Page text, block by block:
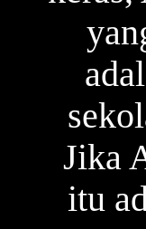
Jika
itu